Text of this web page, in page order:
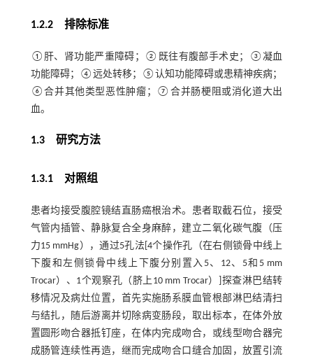
1.2.2 排除标准
①肝、肾功能严重障碍；②既往有腹部手术史；③凝血
功能障碍；④远处转移；⑤认知功能障碍或患精神疾病；
⑥合并其他类型恶性肿瘤；⑦合并肠梗阻或消化道大出
血。
1.3 研究方法
1.3.1 对照组
患者均接受腹腔镜结直肠癌根治术。患者取截石位，接受
气管内插管、静脉复合全身麻醉，建立二氧化碳气腹（压
力15 mmHg），通过5孔法[4个操作孔（在右侧锁骨中线上
下腹和左侧锁骨中线上下腹分别置入5、12、5和5 mm
Trocar）、1个观察孔（脐上10 mm Trocar）]探查淋巴结转
移情况及病灶位置，首先实施肠系膜血管根部淋巴结清扫
与结扎，随后游离并切除病变肠段，取出标本，在体外放
置圆形吻合器抵钉座，在体内完成吻合，或线型吻合器完
成肠管连续性再造，继而完成吻合口缝合加固，放置引流